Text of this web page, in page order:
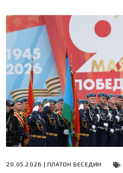
основному
содержанию
20.05.2026 | ПЛАТОН БЕСЕДИН